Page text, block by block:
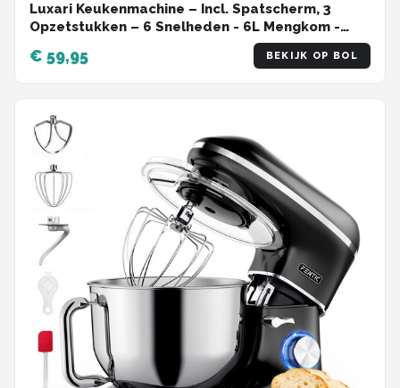
Luxari Keukenmachine – Incl. Spatscherm, 3
Opzetstukken – 6 Snelheden - 6L Mengkom -
1500W - Keukenrobot - Foodprocessor -
Keukenmixer - Zwart
€ 59,95 BEKIJK OP BOL